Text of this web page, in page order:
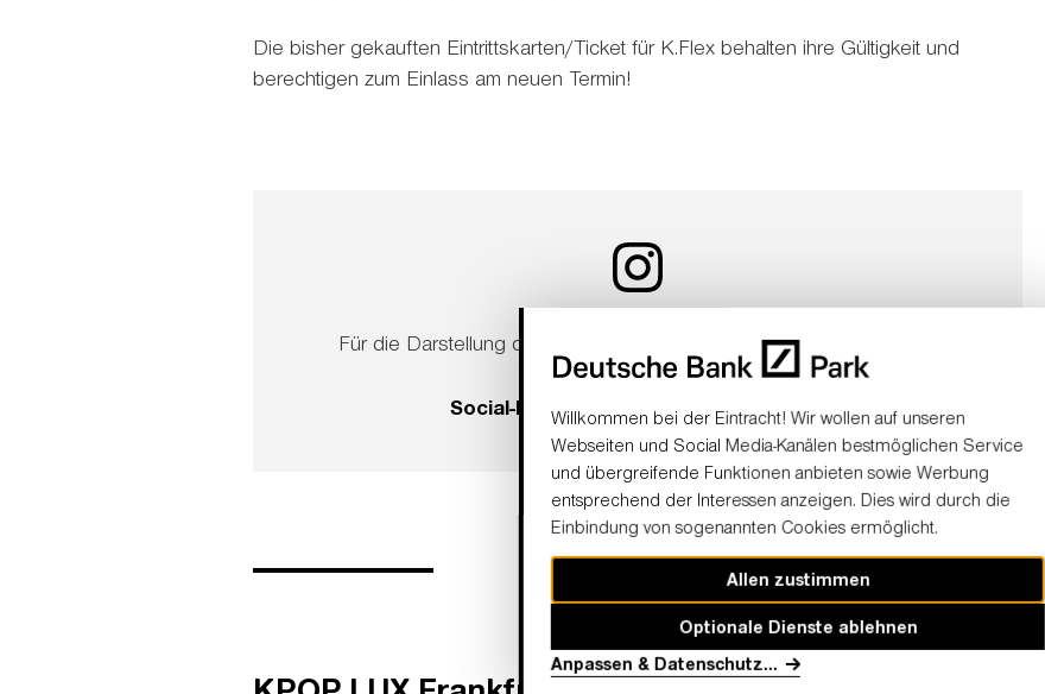
Die bisher gekauften Eintrittskarten/Ticket für K.Flex behalten ihre Gültigkeit und
berechtigen zum Einlass am neuen Termin!
Für die Darstellung dieses Widgets ist eine Einwilligung erforderlich.
Social-Media-Widgets erlauben
Willkommen bei der Eintracht! Wir wollen auf unseren
Webseiten und Social Media-Kanälen bestmöglichen Service
und übergreifende Funktionen anbieten sowie Werbung
entsprechend der Interessen anzeigen. Dies wird durch die
Einbindung von sogenannten Cookies ermöglicht.
Allen zustimmen
Optionale Dienste ablehnen
Anpassen & Datenschutz...